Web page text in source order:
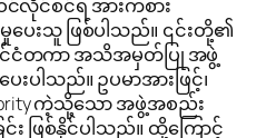
င်လိုင်စင်ရ အားကစား
ပေးသူ ဖြစ်ပါသည်။ ၎င်းတို့၏
ငံတကာ အသိအမှတ်ပြု အဖွဲ့
းပါသည်။ ဥပမာအားဖြင့်၊
ကဲ့သို့သော အဖွဲ့အစည်း
း ဖြစ်နိုင်ပါသည်။ ထို့ကြောင့်